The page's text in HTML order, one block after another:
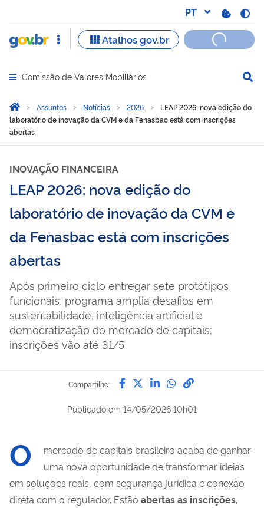
Abrir menu principal de navegação
Comissão de Valores Mobiliários
Você está aqui:
Página Inicial
Assuntos Notícias 2026
LEAP 2026: nova edição do
laboratório de inovação da CVM e da Fenasbac está com inscrições
abertas
INOVAÇÃO FINANCEIRA
LEAP 2026: nova edição do
laboratório de inovação da CVM e
da Fenasbac está com inscrições
abertas
Após primeiro ciclo entregar sete protótipos
funcionais, programa amplia desafios em
sustentabilidade, inteligência artificial e
democratização do mercado de capitais;
inscrições vão até 31/5
Compartilhe: Compartilhe por Facebook
Compartilhe por Twitter
Compartilhe por
Compartilhe
link para
Publicado em 14/05/2026 10h01
O
mercado de capitais brasileiro acaba de ganhar
uma nova oportunidade de transformar ideias
em soluções reais, com segurança jurídica e conexão
direta com o regulador. Estão abertas as inscrições,